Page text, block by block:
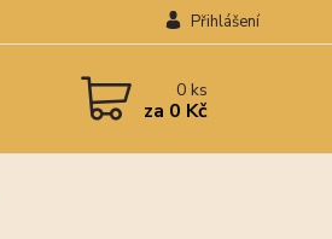
Přihlášení
0ks
za 0 Kč